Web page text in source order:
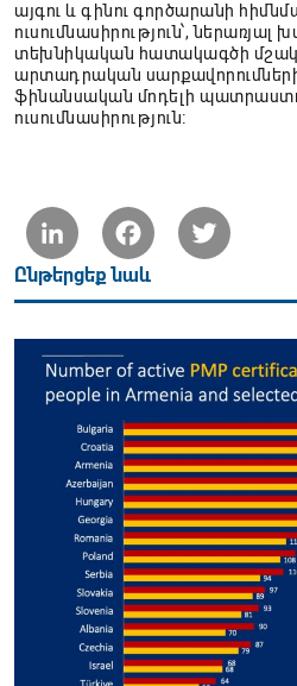
այգու և գինու գործարանի
ուսումնասիրություն՝, ներառյալ
տեխնիկական հատակագծի
արտադրական
ֆինանսական մոդելի
ուսումնասիրություն։
LinkedIn Facebook
Ընթերցեք նաև